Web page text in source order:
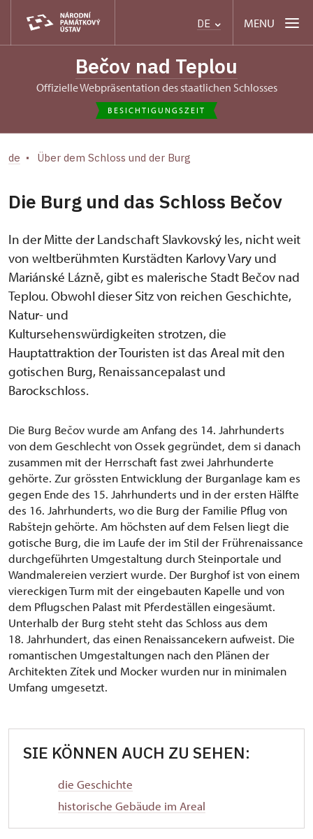
DE MENU
Bečov nad Teplou
Offizielle Webpräsentation des staatlichen Schlosses
BESICHTIGUNGSZEIT
de Über dem Schloss und der Burg
Die Burg und das Schloss Bečov
In der Mitte der Landschaft Slavkovský les, nicht weit
von weltberühmten Kurstädten Karlovy Vary und
Mariánské Lázně, gibt es malerische Stadt Bečov nad
Teplou. Obwohl dieser Sitz von reichen Geschichte,
Natur- und
Kultursehenswürdigkeiten strotzen, die
Hauptattraktion der Touristen ist das Areal mit den
gotischen Burg, Renaissancepalast und
Barockschloss.
Die Burg Bečov wurde am Anfang des 14. Jahrhunderts
von dem Geschlecht von Ossek gegründet, dem si danach
zusammen mit der Herrschaft fast zwei Jahrhunderte
gehörte. Zur grössten Entwicklung der Burganlage kam es
gegen Ende des 15. Jahrhunderts und in der ersten Hälfte
des 16. Jahrhunderts, wo die Burg der Familie Pflug von
Rabštejn gehörte. Am höchsten auf dem Felsen liegt die
gotische Burg, die im Laufe der im Stil der Frührenaissance
durchgeführten Umgestaltung durch Steinportale und
Wandmalereien verziert wurde. Der Burghof ist von einem
viereckigen Turm mit der eingebauten Kapelle und von
dem Pflugschen Palast mit Pferdeställen eingesäumt.
Unterhalb der Burg steht steht das Schloss aus dem
18. Jahrhundert, das einen Renaissancekern aufweist. Die
romantischen Umgestaltungen nach den Plänen der
Architekten Zítek und Mocker wurden nur in minimalen
Umfang umgesetzt.
SIE KÖNNEN AUCH ZU SEHEN:
die Geschichte
historische Gebäude im Areal